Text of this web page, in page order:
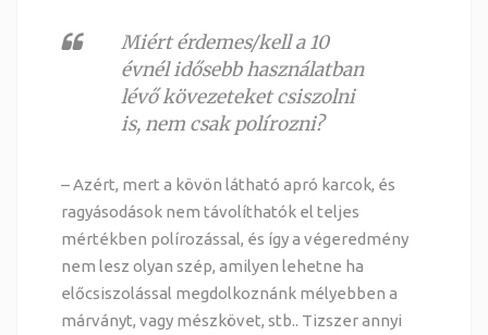
Miért érdemes/kell a 10
évnél idősebb használatban
lévő kövezeteket csiszolni
is, nem csak polírozni?
– Azért, mert a kövön látható apró karcok, és
ragyásodások nem távolíthatók el teljes
mértékben polírozással, és így a végeredmény
nem lesz olyan szép, amilyen lehetne ha
előcsiszolással megdolkoznánk mélyebben a
márványt, vagy mészkövet, stb.. Tizszer annyi